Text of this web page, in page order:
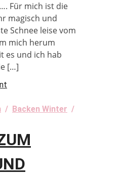
Für mich ist die
magisch und
Schnee leise vom
mich herum
es und ich hab
[…]
/ Backen Winter /